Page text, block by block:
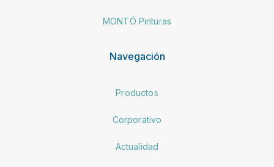
MONTÓ Pinturas
Navegación
Productos
Corporativo
Actualidad